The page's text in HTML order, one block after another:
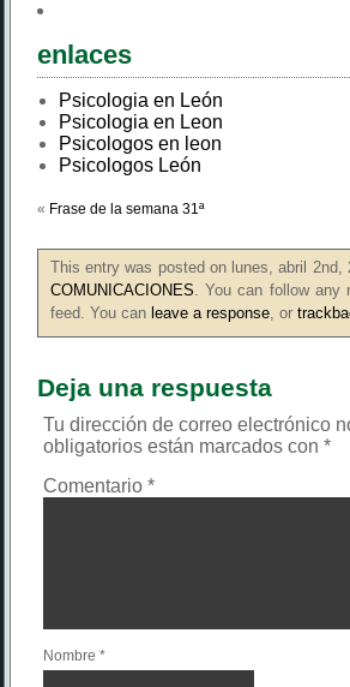
enlaces
Psicologia en León
Psicologia en Leon
Psicologos en leon
Psicologos León
« Frase de la semana 31ª
This entry was posted on lunes, abril
COMUNICACIONES. You can follow any
feed. You can leave a response, or
Deja una respuesta
Tu dirección de correo electrónico
obligatorios están marcados con *
Comentario *
Nombre *